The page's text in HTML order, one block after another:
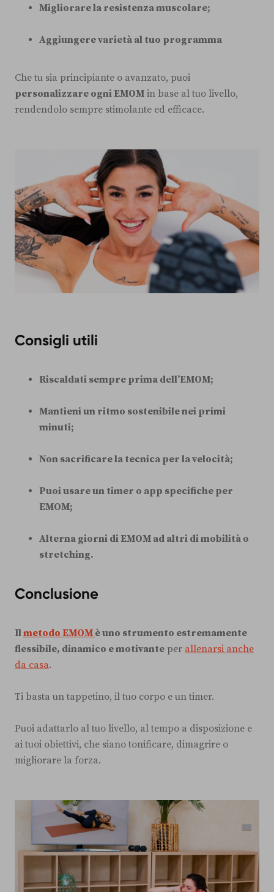
Migliorare la resistenza muscolare;
Aggiungere varietà al tuo programma
Che tu sia principiante o avanzato, puoi
personalizzare ogni EMOM in base al tuo livello,
rendendolo sempre stimolante ed efficace.
Consigli utili
Riscaldati sempre prima dell’EMOM;
Mantieni un ritmo sostenibile nei primi
minuti;
Non sacrificare la tecnica per la velocità;
Puoi usare un timer o app specifiche per
EMOM;
Alterna giorni di EMOM ad altri di mobilità o
stretching.
Conclusione
Ilmetodo EMOM è uno strumento estremamente
flessibile, dinamico e motivante per allenarsi anche
da casa.
Ti basta un tappetino, il tuo corpo e un timer.
Puoi adattarlo al tuo livello, al tempo a disposizione e
ai tuoi obiettivi, che siano tonificare, dimagrire o
migliorare la forza.